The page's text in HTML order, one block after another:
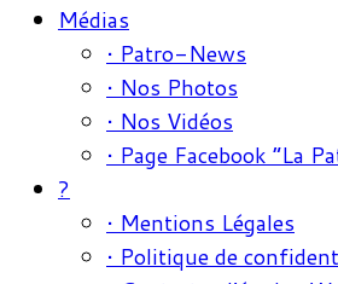
Médias
• Patro-News
• Nos Photos
• Nos Vidéos
• Page Facebook “La
?
• Mentions Légales
• Politique de